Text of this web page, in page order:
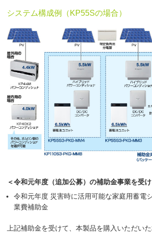
システム構成例（KP55Sの場合）
＜令和元年度（追加公募）の補助金事業を受
令和元年度 災害時に活用可能な家庭用蓄電
業費補助金
上記補助金を受けて、本製品を購入いただい